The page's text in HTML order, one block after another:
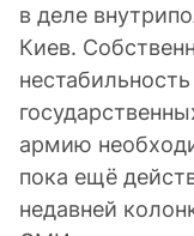
в деле
Киев.
армию
пока ещё
недавней